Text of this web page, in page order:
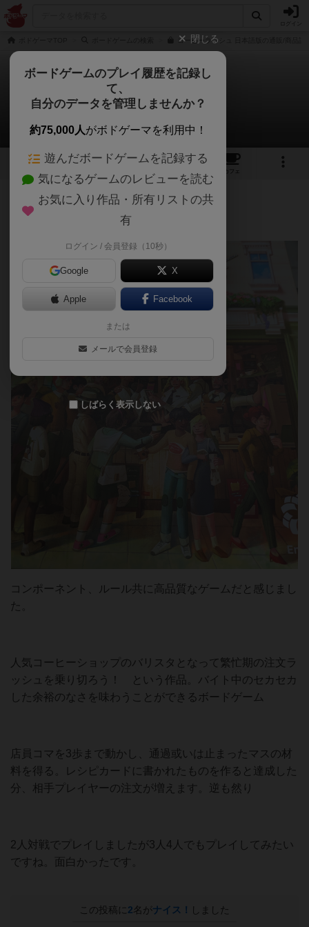
コーヒーラッシュ 日本語版の通販/商品詳
コーヒーラッシュ
セキトさんのレビュー
4 1 29
カフェ
441名 2名 0 9ヶ月前
コンポーネント、ルール共に高品質なゲームだと感じまし
た。
人気コーヒーショップのバリスタとなって繁忙期の注文ラ
ッシュを乗り切ろう！ という作品。バイト中のセカセカ
した余裕のなさを味わうことができるボードゲーム
店員コマを3歩まで動かし、通過或いは止まったマスの材
料を得る。レシピカードに書かれたものを作ると達成した
分、相手プレイヤーの注文が増えます。逆も然り
2人対戦でプレイしましたが3人4人でもプレイしてみたい
ですね。面白かったです。
この投稿に 2名がナイス！ しました
閉じる
ボードゲームのプレイ履歴を記録し
て、
自分のデータを管理しませんか？
約75,000人がボドゲーマを利用中！
遊んだボードゲームを記録する
気になるゲームのレビューを読む
お気に入り作品・所有リストの共
有
ログイン / 会員登録（10秒）
Google X
Apple Facebook
または
メールで会員登録
しばらく表示しない